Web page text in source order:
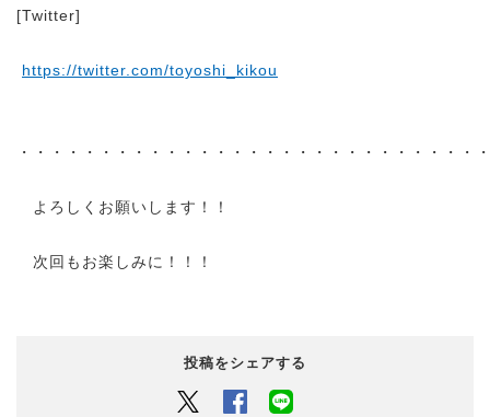
[Twitter]
https://twitter.com/toyoshi_kikou
・・・・・・・・・・・・・・・・・・・・・・・・・・・・
よろしくお願いします！！
次回もお楽しみに！！！
投稿をシェアする
Twitter Facebook